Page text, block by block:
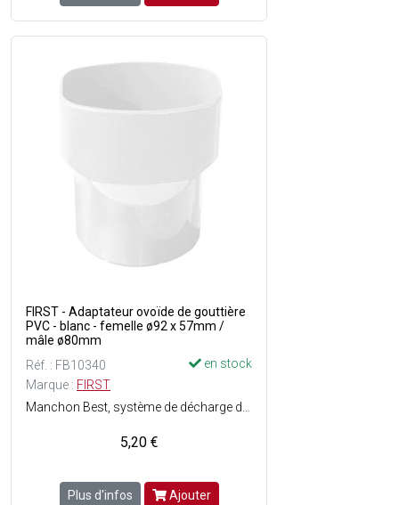
FIRST - Adaptateur ovoïde de gouttière
PVC - blanc - femelle ø92 x 57mm /
mâle ø80mm
Réf. : FB10340
en stock
Marque : FIRST
5,20 €
Plus d'infos Ajouter